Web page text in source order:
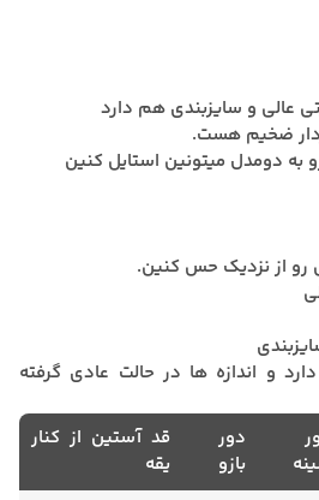
عالی و سایزبندی هم دارد
ضخیم هست.
به دو‌مدل میتونین استایل کنین
از نزدیک حس کنین.
و اندازه ها در حالت عادی گرفته
دور
بازو
قد آستین از کنار
یقه